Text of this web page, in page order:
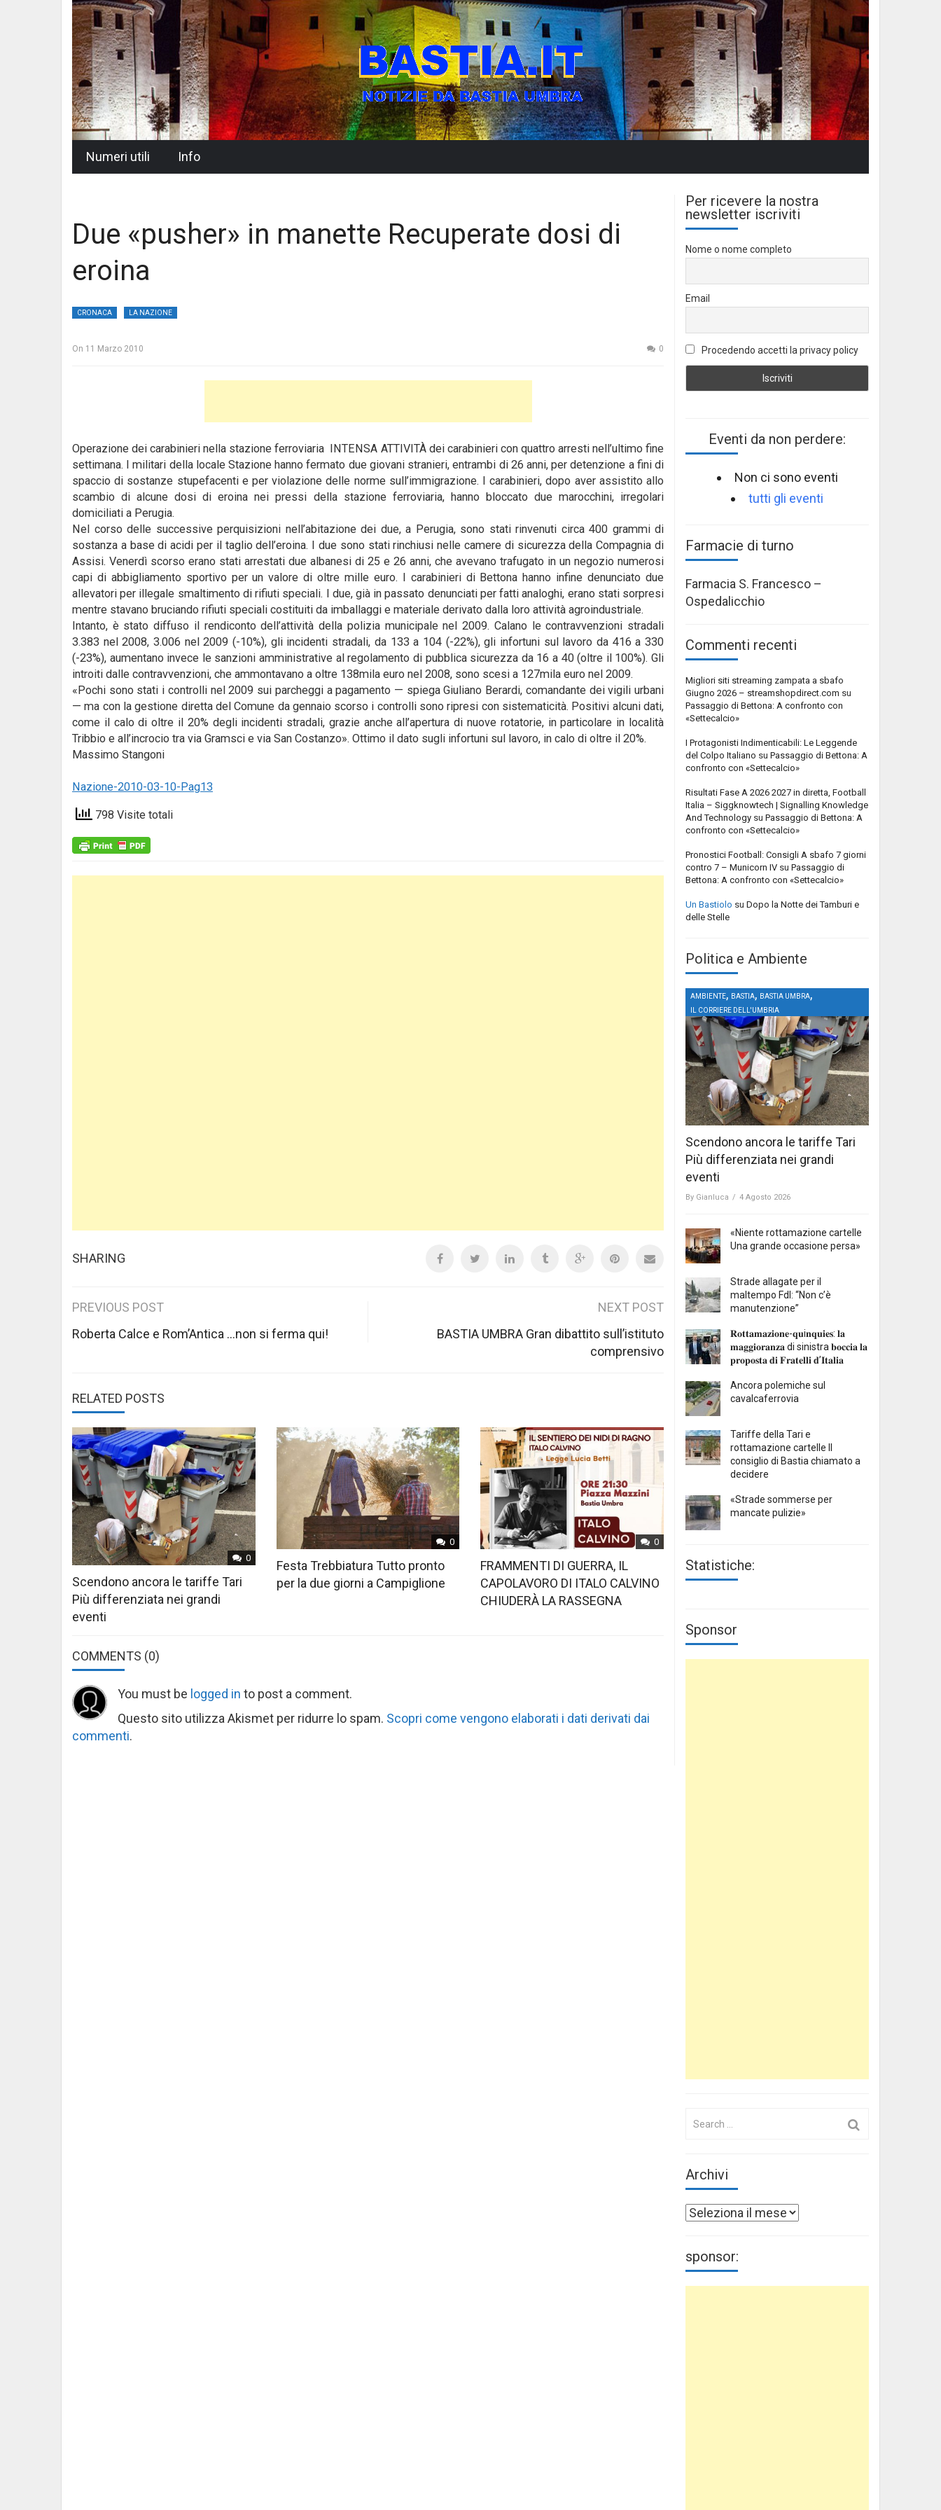
Numeri utili Info
Due «pusher» in manette Recuperate dosi di
eroina
CRONACA LA NAZIONE
On 11 Marzo 2010 0
Operazione dei carabinieri nella stazione ferroviaria INTENSA ATTIVITÀ dei carabinieri con quattro arresti nell’ultimo fine
settimana. I militari della locale Stazione hanno fermato due giovani stranieri, entrambi di 26 anni, per detenzione a fini di
spaccio di sostanze stupefacenti e per violazione delle norme sull’immigrazione. I carabinieri, dopo aver assistito allo
scambio di alcune dosi di eroina nei pressi della stazione ferroviaria, hanno bloccato due marocchini, irregolari
domiciliati a Perugia.
Nel corso delle successive perquisizioni nell’abitazione dei due, a Perugia, sono stati rinvenuti circa 400 grammi di
sostanza a base di acidi per il taglio dell’eroina. I due sono stati rinchiusi nelle camere di sicurezza della Compagnia di
Assisi. Venerdì scorso erano stati arrestati due albanesi di 25 e 26 anni, che avevano trafugato in un negozio numerosi
capi di abbigliamento sportivo per un valore di oltre mille euro. I carabinieri di Bettona hanno infine denunciato due
allevatori per illegale smaltimento di rifiuti speciali. I due, già in passato denunciati per fatti analoghi, erano stati sorpresi
mentre stavano bruciando rifiuti speciali costituiti da imballaggi e materiale derivato dalla loro attività agroindustriale.
Intanto, è stato diffuso il rendiconto dell’attività della polizia municipale nel 2009. Calano le contravvenzioni stradali
3.383 nel 2008, 3.006 nel 2009 (-10%), gli incidenti stradali, da 133 a 104 (-22%), gli infortuni sul lavoro da 416 a 330
(-23%), aumentano invece le sanzioni amministrative al regolamento di pubblica sicurezza da 16 a 40 (oltre il 100%). Gli
introiti dalle contravvenzioni, che ammontavano a oltre 138mila euro nel 2008, sono scesi a 127mila euro nel 2009.
«Pochi sono stati i controlli nel 2009 sui parcheggi a pagamento — spiega Giuliano Berardi, comandante dei vigili urbani
— ma con la gestione diretta del Comune da gennaio scorso i controlli sono ripresi con sistematicità. Positivi alcuni dati,
come il calo di oltre il 20% degli incidenti stradali, grazie anche all’apertura di nuove rotatorie, in particolare in località
Tribbio e all’incrocio tra via Gramsci e via San Costanzo». Ottimo il dato sugli infortuni sul lavoro, in calo di oltre il 20%.
Massimo Stangoni
Nazione-2010-03-10-Pag13
798 Visite totali
SHARING
Post
navigation
PREVIOUS POST
Roberta Calce e Rom’Antica …non si ferma qui!
NEXT POST
BASTIA UMBRA Gran dibattito sull’istituto
comprensivo
RELATED POSTS
0
Scendono ancora le tariffe Tari
Più differenziata nei grandi
eventi
0
Festa Trebbiatura Tutto pronto
per la due giorni a Campiglione
0
FRAMMENTI DI GUERRA, IL
CAPOLAVORO DI ITALO CALVINO
CHIUDERÀ LA RASSEGNA
COMMENTS (0)
You must be logged in to post a comment.
Questo sito utilizza Akismet per ridurre lo spam. Scopri come vengono elaborati i dati derivati dai
commenti.
Per ricevere la nostra
newsletter iscriviti
Nome o nome completo
Email
Procedendo accetti la privacy policy
Eventi da non perdere:
Non ci sono eventi
tutti gli eventi
Farmacie di turno
Farmacia S. Francesco –
Ospedalicchio
Commenti recenti
Migliori siti streaming zampata a sbafo
Giugno 2026 – streamshopdirect.com su
Passaggio di Bettona: A confronto con
«Settecalcio»
I Protagonisti Indimenticabili: Le Leggende
del Colpo Italiano su Passaggio di Bettona: A
confronto con «Settecalcio»
Risultati Fase A 2026 2027 in diretta, Football
Italia – Siggknowtech | Signalling Knowledge
And Technology su Passaggio di Bettona: A
confronto con «Settecalcio»
Pronostici Football: Consigli A sbafo 7 giorni
contro 7 – Municorn IV su Passaggio di
Bettona: A confronto con «Settecalcio»
Un Bastiolo su Dopo la Notte dei Tamburi e
delle Stelle
Politica e Ambiente
AMBIENTE, BASTIA, BASTIA UMBRA,
IL CORRIERE DELL'UMBRIA
Scendono ancora le tariffe Tari
Più differenziata nei grandi
eventi
By Gianluca / 4 Agosto 2026
«Niente rottamazione cartelle
Una grande occasione persa»
Strade allagate per il
maltempo FdI: “Non c’è
manutenzione”
𝐑𝐨𝐭𝐭𝐚𝐦𝐚𝐳𝐢𝐨𝐧𝐞-𝐪𝐮i𝐧𝐪𝐮𝐢𝐞𝐬: 𝐥𝐚
𝐦𝐚𝐠𝐠𝐢𝐨𝐫𝐚𝐧𝐳𝐚 di sinistra 𝐛𝐨𝐜𝐜𝐢𝐚 𝐥𝐚
𝐩𝐫𝐨𝐩𝐨𝐬𝐭𝐚 𝐝𝐢 𝐅𝐫𝐚𝐭𝐞𝐥𝐥𝐢 𝐝’𝐈𝐭𝐚𝐥𝐢𝐚
Ancora polemiche sul
cavalcaferrovia
Tariffe della Tari e
rottamazione cartelle Il
consiglio di Bastia chiamato a
decidere
«Strade sommerse per
mancate pulizie»
Statistiche:
Sponsor
Search
Archivi
Archivi
sponsor: